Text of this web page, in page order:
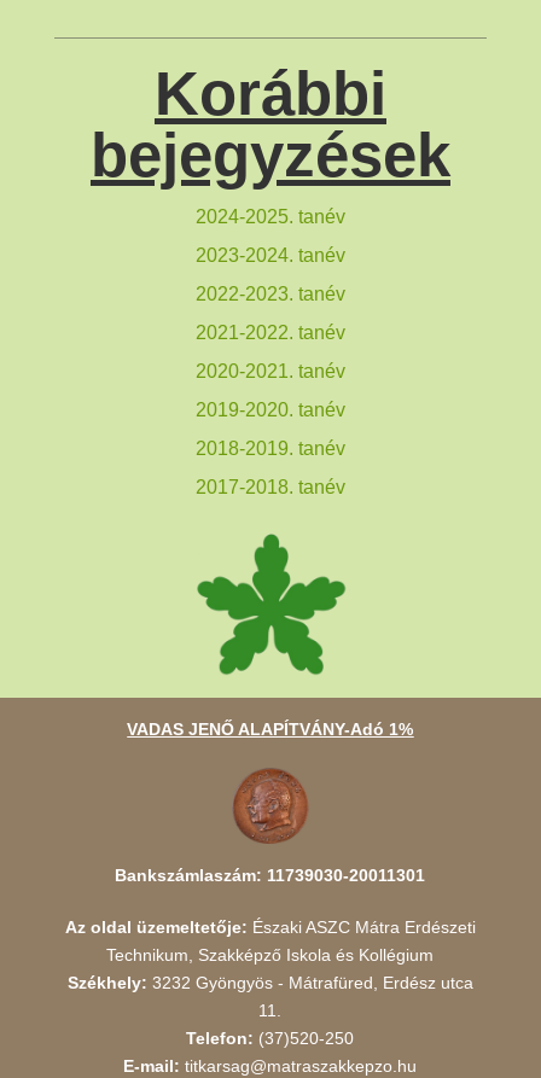
Korábbi
bejegyzések
2024-2025. tanév
2023-2024. tanév
2022-2023. tanév
2021-2022. tanév
2020-2021. tanév
2019-2020. tanév
2018-2019. tanév
2017-2018. tanév
VADAS JENŐ ALAPÍTVÁNY-Adó 1%
Bankszámlaszám: 11739030-20011301
Az oldal üzemeltetője: Északi ASZC Mátra Erdészeti
Technikum, Szakképző Iskola és Kollégium
Székhely: 3232 Gyöngyös - Mátrafüred, Erdész utca
11.
Telefon: (37)520-250
E-mail: titkarsag@matraszakkepzo.hu